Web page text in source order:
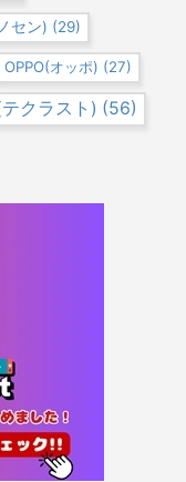
セン) (29)
OPPO(オッポ) (27)
クラスト) (56)